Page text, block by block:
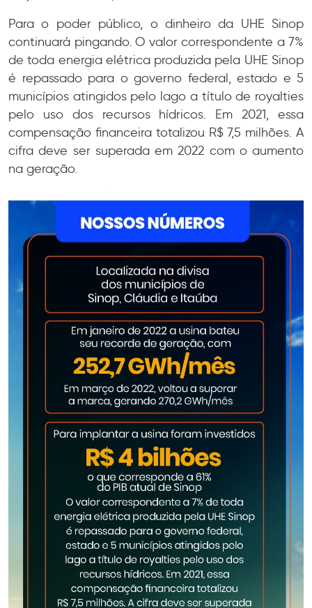
Para o poder público, o dinheiro da UHE Sinop
continuará pingando. O valor correspondente a 7%
de toda energia elétrica produzida pela UHE Sinop
é repassado para o governo federal, estado e 5
municípios atingidos pelo lago a título de royalties
pelo uso dos recursos hídricos. Em 2021, essa
compensação financeira totalizou R$ 7,5 milhões. A
cifra deve ser superada em 2022 com o aumento
na geração.